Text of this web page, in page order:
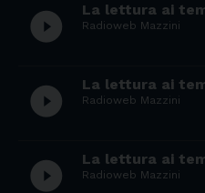
play_circle_filled La lettura ai
Radioweb Mazzini
play_circle_filled La lettura ai
Radioweb Mazzini
play_circle_filled La lettura ai
Radioweb Mazzini